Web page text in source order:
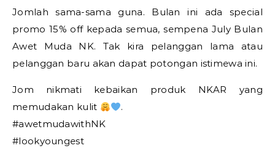
Jomlah sama-sama guna. Bulan ini ada special
promo 15% off kepada semua, sempena July Bulan
Awet Muda NK. Tak kira pelanggan lama atau
pelanggan baru akan dapat potongan istimewa ini.
Jom nikmati kebaikan produk NKAR yang
memudakan kulit
.
#awetmudawithNK
#lookyoungest